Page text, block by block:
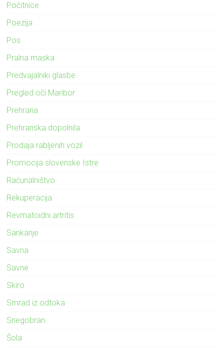
Počitnice
Poezija
Pos
Pralna maska
Predvajalniki glasbe
Pregled oči Maribor
Prehrana
Prehranska dopolnila
Prodaja rabljenih vozil
Promocija slovenske Istre
Računalništvo
Rekuperacija
Revmatoidni artritis
Sankanje
Savna
Savne
Skiro
Smrad iz odtoka
Snegobran
Šola